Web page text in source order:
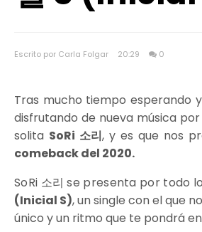
Escrito por Carla Folgar 20:29 0
Tras mucho tiempo esperando
disfrutando de nueva música
solita SoRi 소리, y es que nos
comeback del 2020.
SoRi 소리se presenta por todo
(Inicial S), un single con el que
único y un ritmo que te pondrá